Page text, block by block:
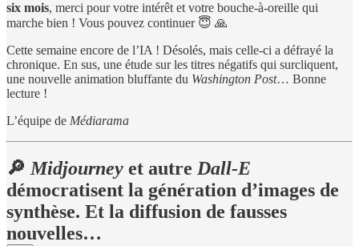
six mois, merci pour votre intérêt et votre bouche-à-oreille qui
marche bien ! Vous pouvez continuer 😇 🙏
Cette semaine encore de l’IA ! Désolés, mais celle-ci a défrayé la
chronique. En sus, une étude sur les titres négatifs qui surcliquent,
une nouvelle animation bluffante du Washington Post… Bonne
lecture !
L’équipe de Médiarama
🔎Midjourney et autre Dall-E
démocratisent la génération d’images de
synthèse. Et la diffusion de fausses
nouvelles…